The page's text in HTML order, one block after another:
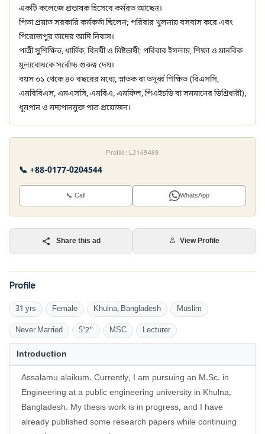
একটি কলেজে প্রভাষক হিসেবে কর্মরত আছেন।
পিতা প্রয়াত সরকারি কর্মকর্তা ছিলেন; পরিবার খুলনায় বসবাস করে এবং
পিরোজপুর তাদের আদি নিবাস।
পাত্রী সুশিক্ষিত, ধার্মিক, বিনয়ী ও মিষ্টভাষী; পরিবার ইসলাম, শিক্ষা ও মানবিক
মূল্যবোধকে সর্বোচ্চ গুরুত্ব দেয়।
বয়স ৩১ থেকে ৪০ বছরের মধ্যে, স্নাতক বা তদূর্ধ্ব শিক্ষিত (বিএসসি,
এমবিবিএস, এমএসসি, এমবিএ, এমফিল, পিএইচডি বা সমমানের ডিগ্রিধারী),
ধূমপান ও মদ্যপানমুক্ত পাত্র প্রয়োজন।
Profile: LJ169489
📞 +88-0177-0204544
📞 Call WhatsApp
Share this ad View Profile
Profile
31 yrs Female Khulna, Bangladesh Muslim
Never Married 5'2" MSC Lecturer
Introduction
Assalamu alaikum. Currently, I am pursuing an M.Sc. in
Engineering at a public engineering university in Khulna,
Bangladesh. My thesis work is in progress, and I have
already published some research papers while continuing